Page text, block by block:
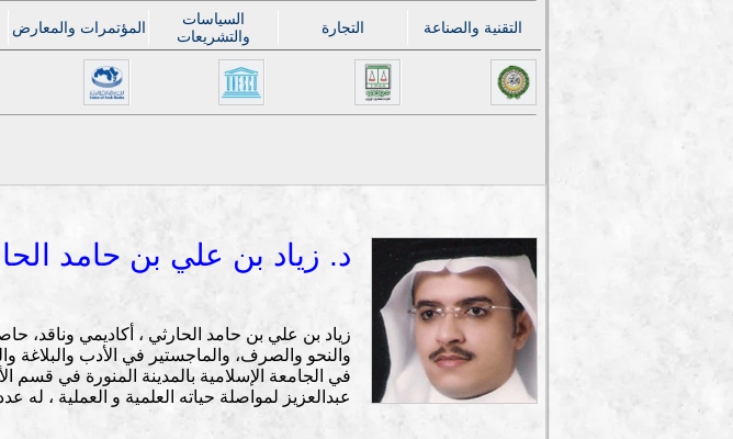
المؤتمرات والمعارض
السياسات
والتشريعات
التجارة التقنية والصناعة
د. زياد بن علي بن حامد
زياد بن علي بن حامد الحارثي ، أكاديمي وناقد،
والنحو والصرف، والماجستير في الأدب والبلاغة
في الجامعة الإسلامية بالمدينة المنورة في قسم
عبدالعزيز لمواصلة حياته العلمية و العملية ، له